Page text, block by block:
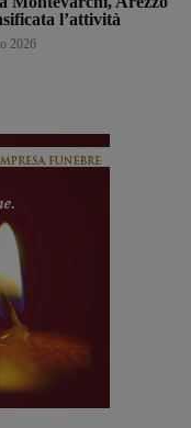
l’attività
2026